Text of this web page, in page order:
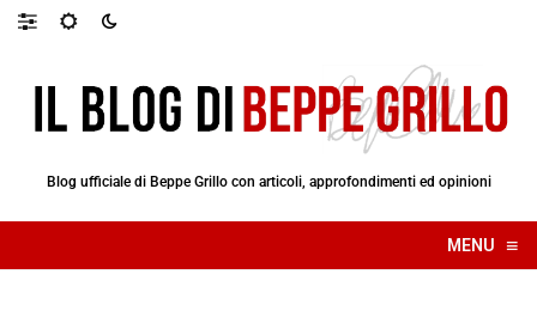
Blog ufficiale di Beppe Grillo con articoli, approfondimenti ed opinioni
MENU ≡
☰